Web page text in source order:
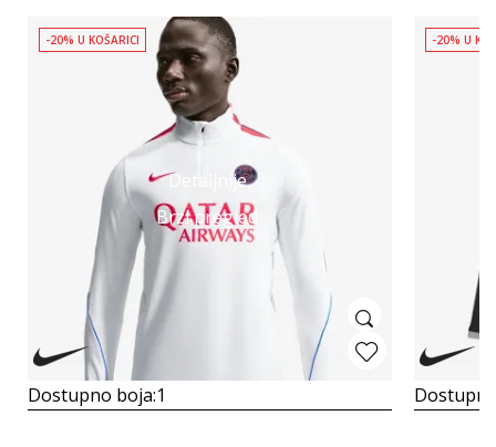
Detaljnije
Brzi pregled
-20% U KOŠARICI
Dostupno boja:1
-20% U